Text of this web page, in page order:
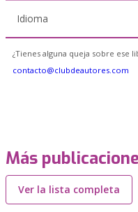
Idioma
¿Tienes alguna queja sobre ese
contacto@clubdeautores.com
Más
Ver la lista completa